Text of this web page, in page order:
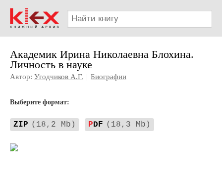
Академик Ирина Николаевна Блохина.
Личность в науке
Автор: Угодчиков А.Г. | Биографии
Выберите формат:
ZIP (18,2 Mb) PDF (18,3 Mb)